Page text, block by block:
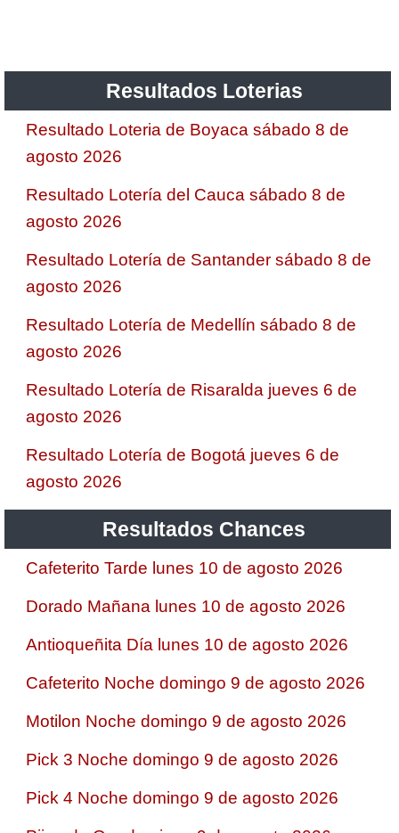
Resultados Loterias
Resultado Loteria de Boyaca sábado 8 de
agosto 2026
Resultado Lotería del Cauca sábado 8 de
agosto 2026
Resultado Lotería de Santander sábado 8 de
agosto 2026
Resultado Lotería de Medellín sábado 8 de
agosto 2026
Resultado Lotería de Risaralda jueves 6 de
agosto 2026
Resultado Lotería de Bogotá jueves 6 de
agosto 2026
Resultados Chances
Cafeterito Tarde lunes 10 de agosto 2026
Dorado Mañana lunes 10 de agosto 2026
Antioqueñita Día lunes 10 de agosto 2026
Cafeterito Noche domingo 9 de agosto 2026
Motilon Noche domingo 9 de agosto 2026
Pick 3 Noche domingo 9 de agosto 2026
Pick 4 Noche domingo 9 de agosto 2026